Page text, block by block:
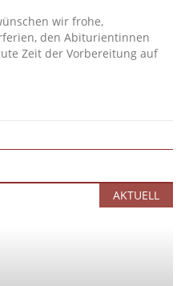
wir frohe,
den Abiturientinnen
Zeit der Vorbereitung auf
AKTUELL